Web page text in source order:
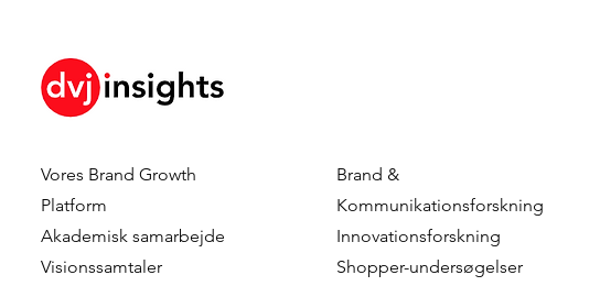
Chris Kersbergen & Esther
Vernhout – Rabobank
Hanna Riberdahl - Brand
Marketing Sweden
Vores Brand Growth
Platform
Akademisk samarbejde
Visionssamtaler
Brand &
Kommunikationsforskning
Innovationsforskning
Shopper-undersøgelser